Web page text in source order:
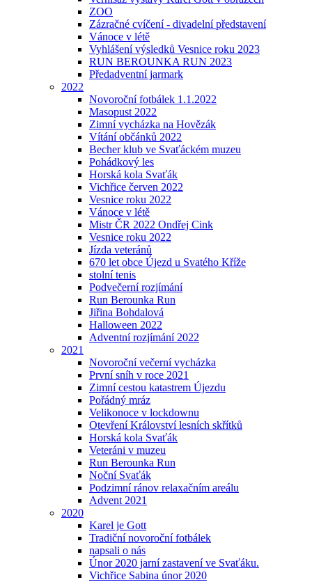
ZOO
Zázračné cvíčení - divadelní představení
Vánoce v létě
Vyhlášení výsledků Vesnice roku 2023
RUN BEROUNKA RUN 2023
Předadventní jarmark
2022
Novoroční fotbálek 1.1.2022
Masopust 2022
Zimní vycházka na Hovězák
Vítání občánků 2022
Becher klub ve Svaťáckém muzeu
Pohádkový les
Horská kola Svaťák
Vichřice červen 2022
Vesnice roku 2022
Vánoce v létě
Mistr ČR 2022 Ondřej Cink
Vesnice roku 2022
Jízda veteránů
670 let obce Újezd u Svatého Kříže
stolní tenis
Podvečerní rozjímání
Run Berounka Run
Jiřina Bohdalová
Halloween 2022
Adventní rozjímání 2022
2021
Novoroční večerní vycházka
První sníh v roce 2021
Zimní cestou katastrem Újezdu
Pořádný mráz
Velikonoce v lockdownu
Otevření Království lesních skřítků
Horská kola Svaťák
Veteráni v muzeu
Run Berounka Run
Noční Svaťák
Podzimní ránov relaxačním areálu
Advent 2021
2020
Karel je Gott
Tradiční novoroční fotbálek
napsali o nás
Únor 2020 jarní zastavení ve Svaťáku.
Vichřice Sabina únor 2020